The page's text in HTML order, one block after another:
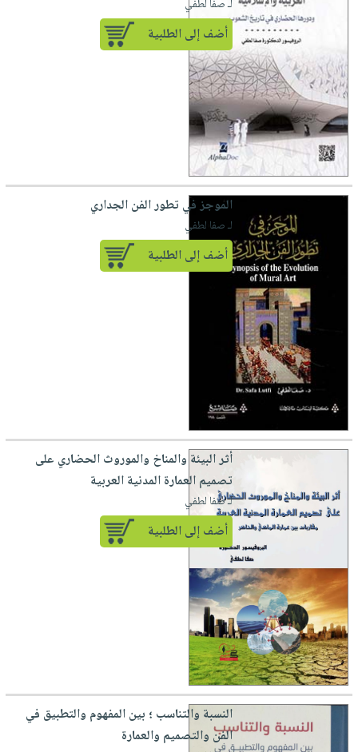
لـ صفا لطفي
أضف إلى الطلبية
الموجز في تطور الفن الجداري
لـ صفا لطفي
أضف إلى الطلبية
أثر البيئة والمناخ والموروث الحضاري على
تصميم العمارة المدنية العربية
لـ صفا لطفي
أضف إلى الطلبية
النسبة والتناسب ؛ بين المفهوم والتطبيق في
الفن والتصميم والعمارة